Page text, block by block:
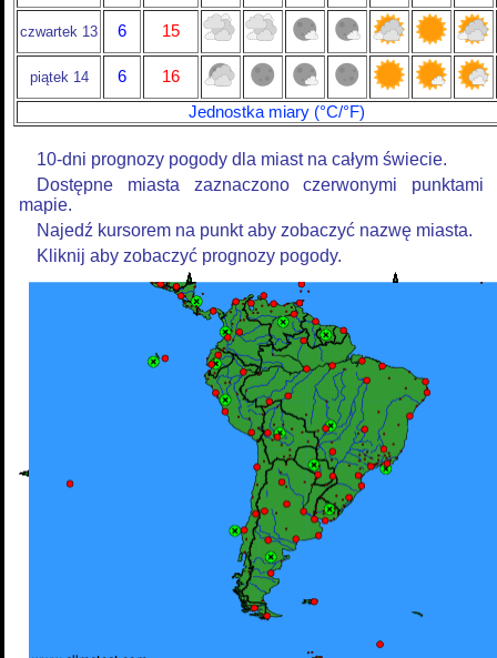
czwartek 13 6 15
piątek 14 6
16
Jednostka miary (°C/°F)
10-dni prognozy pogody dla miast na całym świecie.
Dostępne miasta zaznaczono czerwonymi punktami
mapie.
Najedź kursorem na punkt aby zobaczyć nazwę miasta.
Kliknij aby zobaczyć prognozy pogody.